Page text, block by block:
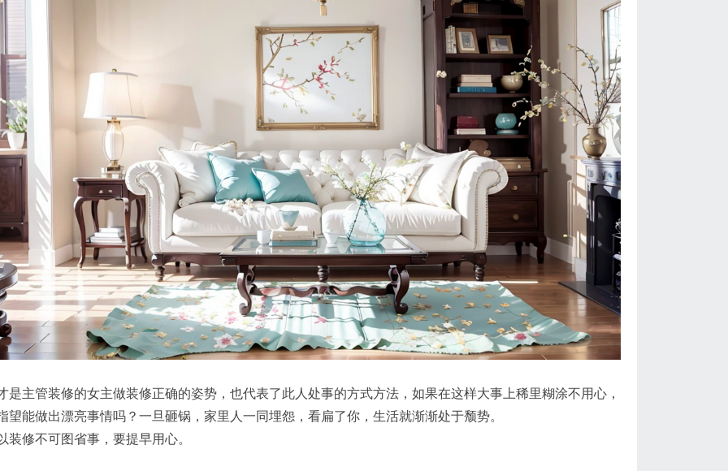
是主管装修的女主做装修正确的姿势，也代表了此人处事的方式方法，如果在这样大事上稀里糊涂不用心，
望能做出漂亮事情吗？一旦砸锅，家里人一同埋怨，看扁了你，生活就渐渐处于颓势。
装修不可图省事，要提早用心。